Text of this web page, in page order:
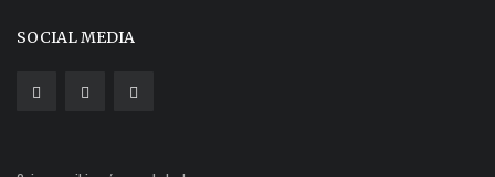
SOCIAL MEDIA